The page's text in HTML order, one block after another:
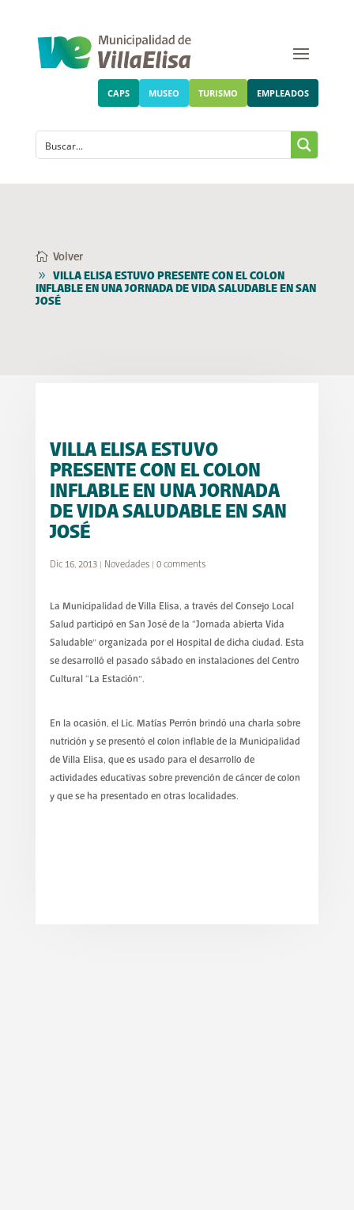
CAPS MUSEO TURISMO EMPLEADOS
Volver
VILLA ELISA ESTUVO PRESENTE CON EL COLON
INFLABLE EN UNA JORNADA DE VIDA SALUDABLE EN SAN
JOSÉ
VILLA ELISA ESTUVO
PRESENTE CON EL COLON
INFLABLE EN UNA JORNADA
DE VIDA SALUDABLE EN SAN
JOSÉ
Dic 16, 2013| Novedades| 0 comments
La Municipalidad de Villa Elisa, a través del Consejo Local
Salud participó en San José de la “Jornada abierta Vida
Saludable” organizada por el Hospital de dicha ciudad. Esta
se desarrolló el pasado sábado en instalaciones del Centro
Cultural “La Estación”.
En la ocasión, el Lic. Matías Perrón brindó una charla sobre
nutrición y se presentó el colon inflable de la Municipalidad
de Villa Elisa, que es usado para el desarrollo de
actividades educativas sobre prevención de cáncer de colon
y que se ha presentado en otras localidades.